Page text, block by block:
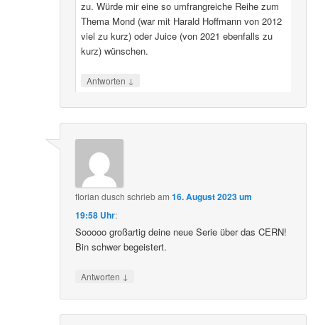
zu. Würde mir eine so umfrangreiche Reihe zum
Thema Mond (war mit Harald Hoffmann von 2012
viel zu kurz) oder Juice (von 2021 ebenfalls zu
kurz) wünschen.
Antworten ↓
florian dusch schriebam16. August 2023 um
19:58 Uhr:
Sooooo großartig deine neue Serie über das CERN!
Bin schwer begeistert.
Antworten ↓